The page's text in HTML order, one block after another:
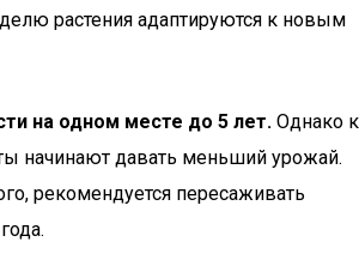
растения адаптируются к новым
на одном месте до 5 лет. Однако к
начинают давать меньший урожай.
рекомендуется пересаживать